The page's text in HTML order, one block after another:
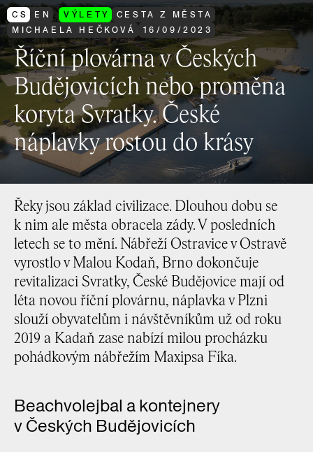
CS EN VÝLETY
CESTA Z MĚSTA
MICHAELA HEČKOVÁ
16 /09 /2023
Říční plovárna v Českých
Budějovicích nebo proměna
koryta Svratky. České
náplavky rostou do krásy
Řeky jsou základ civilizace. Dlouhou dobu se
k nim ale města obracela zády. V posledních
letech se to mění. Nábřeží Ostravice v Ostravě
vyrostlo v Malou Kodaň, Brno dokončuje
revitalizaci Svratky, České Budějovice mají od
léta novou říční plovárnu, náplavka v Plzni
slouží obyvatelům i návštěvníkům už od roku
2019 a Kadaň zase nabízí milou procházku
pohádkovým nábřežím Maxipsa Fíka.
Beachvolejbal a kontejnery
v Českých Budějovicích